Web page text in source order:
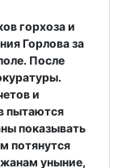
горхоза и
Горлова за
После
и
пытаются
показывать
потянутся
уныние,